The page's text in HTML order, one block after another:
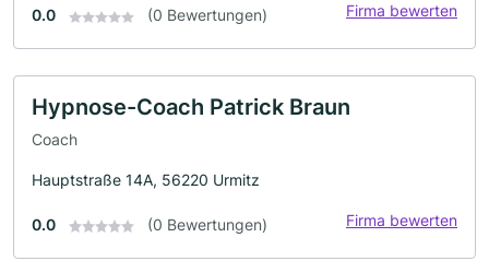
0.0 (0 Bewertungen) Firma bewerten
Hypnose-Coach Patrick Braun
Coach
Hauptstraße 14A, 56220 Urmitz
0.0 (0 Bewertungen) Firma bewerten